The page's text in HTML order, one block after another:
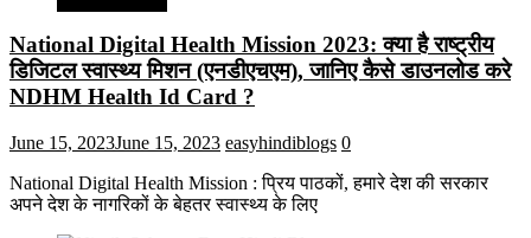
National Digital Health Mission 2023: क्या है राष्ट्रीय
डिजिटल स्वास्थ्य मिशन (एनडीएचएम), जानिए कैसे डाउनलोड करे
NDHM Health Id Card ?
June 15, 2023June 15, 2023 easyhindiblogs 0
National Digital Health Mission : प्रिय पाठकों, हमारे देश की सरकार
अपने देश के नागरिकों के बेहतर स्वास्थ्य के लिए